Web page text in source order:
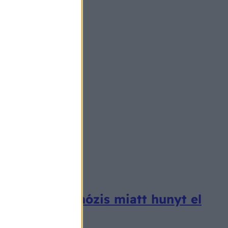
téves diagnózis miatt hunyt el